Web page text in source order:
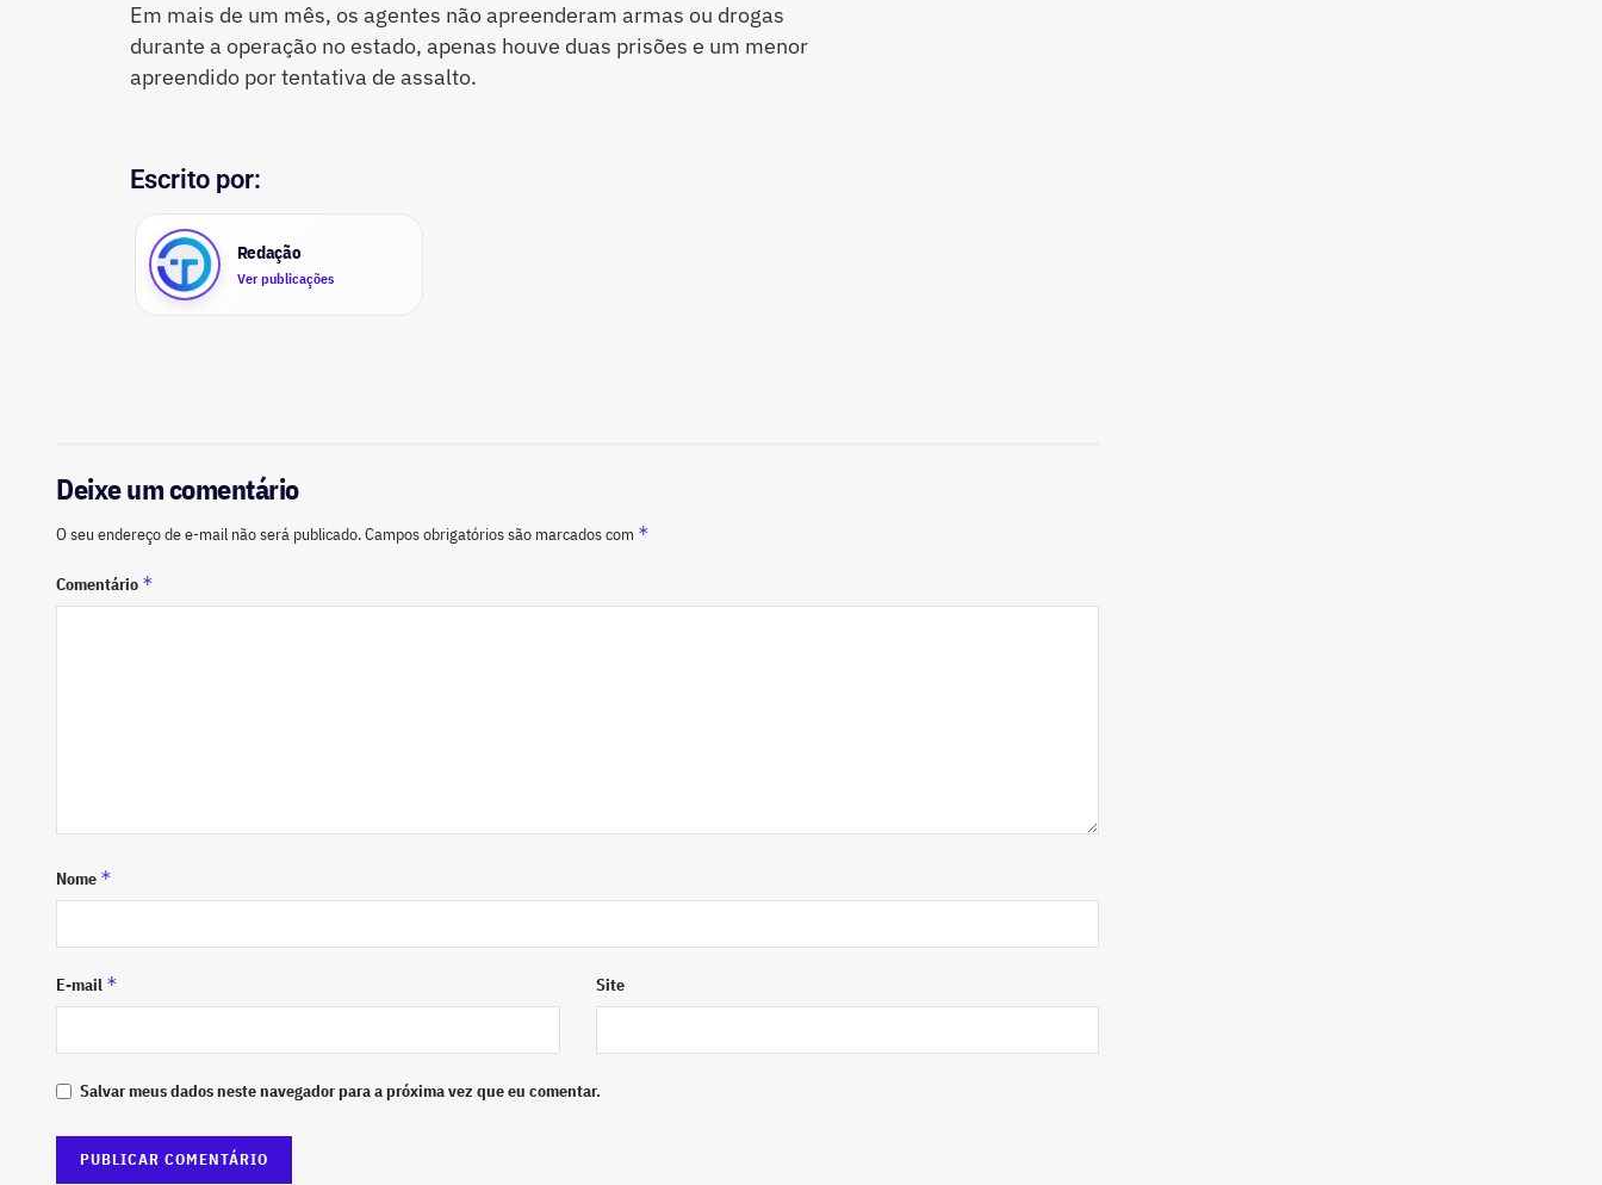
Em mais de um mês, os agentes não apreenderam armas ou drogas
durante a operação no estado, apenas houve duas prisões e um menor
apreendido por tentativa de assalto.
Escrito por:
Redação
Ver publicações
Deixe um comentário
O seu endereço de e-mail não será publicado.Campos obrigatórios são marcados com *
Comentário *
Nome *
E-mail * Site
Salvar meus dados neste navegador para a próxima vez que eu comentar.